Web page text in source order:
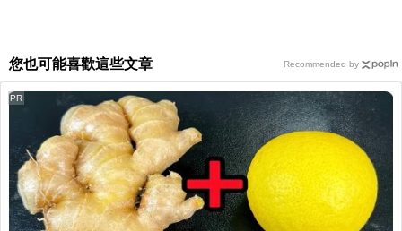
您也可能喜歡這些文章
PR
Recommended by